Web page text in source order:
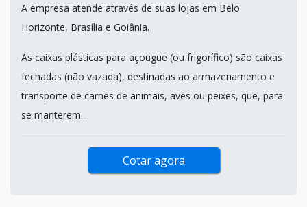
A empresa atende através de suas lojas em Belo
Horizonte, Brasília e Goiânia.
As caixas plásticas para açougue (ou frigorífico) são caixas
fechadas (não vazada), destinadas ao armazenamento e
transporte de carnes de animais, aves ou peixes, que, para
se manterem...
Cotar agora